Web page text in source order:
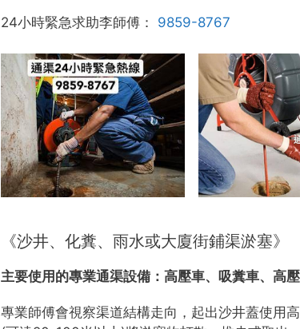
24小時緊急求助李師傅： 9859-8767
《沙井、化糞、雨水或大廈街鋪渠淤塞》
主要使用的專業通渠設備： 高壓車、吸糞車、高
專業師傅會視察渠道結構走向，起出沙井蓋使用